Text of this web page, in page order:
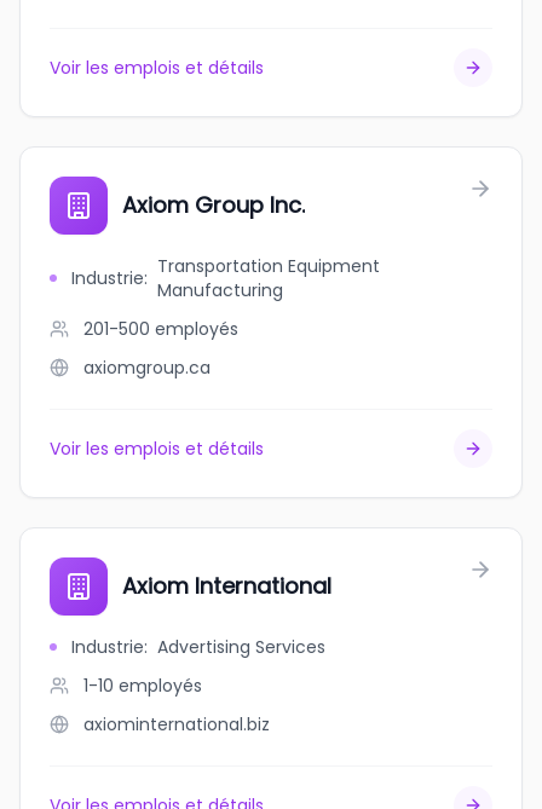
Voir les emplois et détails
Axiom Group Inc.
Industrie: Transportation Equipment
Manufacturing
201-500 employés
axiomgroup.ca
Voir les emplois et détails
Axiom International
Industrie: Advertising Services
1-10 employés
axiominternational.biz